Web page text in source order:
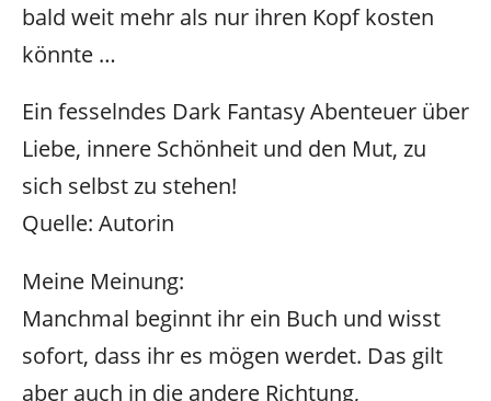
bald weit mehr als nur ihren Kopf kosten
könnte …
Ein fesselndes Dark Fantasy Abenteuer über
Liebe, innere Schönheit und den Mut, zu
sich selbst zu stehen!
Quelle: Autorin
Meine Meinung:
Manchmal beginnt ihr ein Buch und wisst
sofort, dass ihr es mögen werdet. Das gilt
aber auch in die andere Richtung,